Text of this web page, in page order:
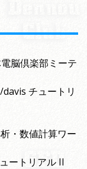
脳倶楽部ミーテ
チュートリ
・数値計算ワー
ートリアル II